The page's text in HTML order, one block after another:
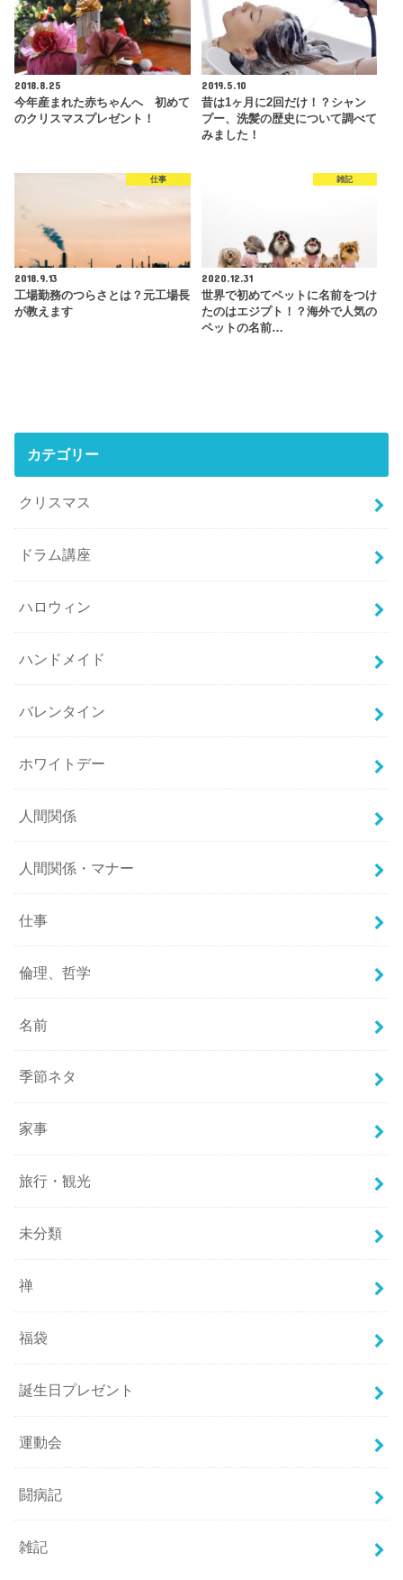
2018.8.25
今年産まれた赤ちゃんへ 初めて
のクリスマスプレゼント！
2019.5.10
昔は1ヶ月に2回だけ！？シャン
プー、洗髪の歴史について調べて
みました！
仕事
2018.9.13
工場勤務のつらさとは？元工場長
が教えます
雑記
2020.12.31
世界で初めてペットに名前をつけ
たのはエジプト！？海外で人気の
ペットの名前…
カテゴリー
クリスマス
ドラム講座
ハロウィン
ハンドメイド
バレンタイン
ホワイトデー
人間関係
人間関係・マナー
仕事
倫理、哲学
名前
季節ネタ
家事
旅行・観光
未分類
禅
福袋
誕生日プレゼント
運動会
闘病記
雑記